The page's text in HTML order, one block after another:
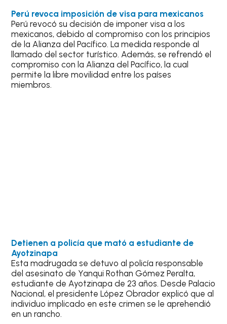
Perú revoca imposición de visa para mexicanos
Perú revocó su decisión de imponer visa a los
mexicanos, debido al compromiso con los principios
de la Alianza del Pacífico. La medida responde al
llamado del sector turístico. Además, se refrendó el
compromiso con la Alianza del Pacífico, la cual
permite la libre movilidad entre los países
miembros.
Detienen a policía que mató a estudiante de
Ayotzinapa
Esta madrugada se detuvo al policía responsable
del asesinato de Yanqui Rothan Gómez Peralta,
estudiante de Ayotzinapa de 23 años. Desde Palacio
Nacional, el presidente López Obrador explicó que al
individuo implicado en este crimen se le aprehendió
en un rancho.